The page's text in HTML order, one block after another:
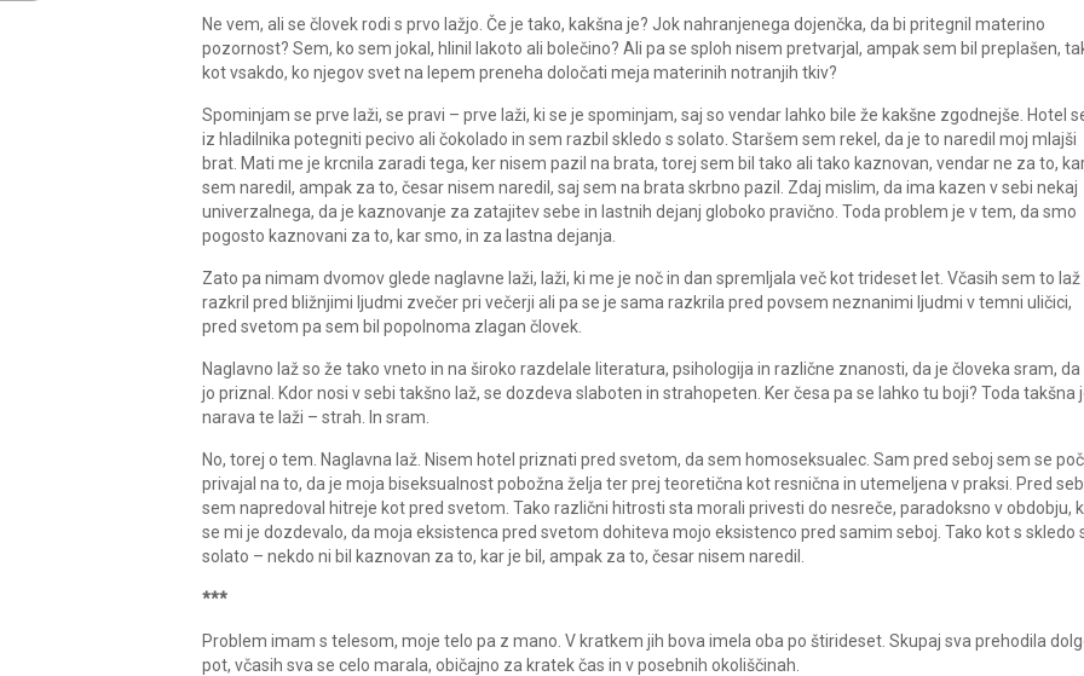
Ne vem, ali se človek rodi s prvo lažjo. Če je tako, kakšna je? Jok nahranjenega dojenčka, da bi pritegnil materino
pozornost? Sem, ko sem jokal, hlinil lakoto ali bolečino? Ali pa se sploh nisem pretvarjal, ampak sem bil preplašen,
kot vsakdo, ko njegov svet na lepem preneha določati meja materinih notranjih tkiv?
Spominjam se prve laži, se pravi – prve laži, ki se je spominjam, saj so vendar lahko bile že kakšne zgodnejše. Hotel
iz hladilnika potegniti pecivo ali čokolado in sem razbil skledo s solato. Staršem sem rekel, da je to naredil moj mlajši
brat. Mati me je krcnila zaradi tega, ker nisem pazil na brata, torej sem bil tako ali tako kaznovan, vendar ne za to,
sem naredil, ampak za to, česar nisem naredil, saj sem na brata skrbno pazil. Zdaj mislim, da ima kazen v sebi nekaj
univerzalnega, da je kaznovanje za zatajitev sebe in lastnih dejanj globoko pravično. Toda problem je v tem, da smo
pogosto kaznovani za to, kar smo, in za lastna dejanja.
Zato pa nimam dvomov glede naglavne laži, laži, ki me je noč in dan spremljala več kot trideset let. Včasih sem to laž
razkril pred bližnjimi ljudmi zvečer pri večerji ali pa se je sama razkrila pred povsem neznanimi ljudmi v temni uličici,
pred svetom pa sem bil popolnoma zlagan človek.
Naglavno laž so že tako vneto in na široko razdelale literatura, psihologija in različne znanosti, da je človeka sram, da
jo priznal. Kdor nosi v sebi takšno laž, se dozdeva slaboten in strahopeten. Ker česa pa se lahko tu boji? Toda takšna
narava te laži – strah. In sram.
No, torej o tem. Naglavna laž. Nisem hotel priznati pred svetom, da sem homoseksualec. Sam pred seboj sem se
privajal na to, da je moja biseksualnost pobožna želja ter prej teoretična kot resnična in utemeljena v praksi. Pred
sem napredoval hitreje kot pred svetom. Tako različni hitrosti sta morali privesti do nesreče, paradoksno v obdobju,
se mi je dozdevalo, da moja eksistenca pred svetom dohiteva mojo eksistenco pred samim seboj. Tako kot s skledo
solato – nekdo ni bil kaznovan za to, kar je bil, ampak za to, česar nisem naredil.
***
Problem imam s telesom, moje telo pa z mano. V kratkem jih bova imela oba po štirideset. Skupaj sva prehodila
pot, včasih sva se celo marala, običajno za kratek čas in v posebnih okoliščinah.